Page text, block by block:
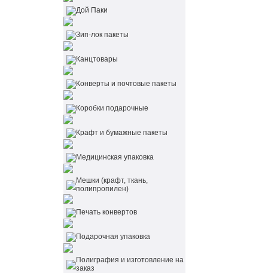
Дой Паки
Зип-лок пакеты
Канцтовары
Конверты и почтовые пакеты
Коробки подарочные
Крафт и бумажные пакеты
Медицинская упаковка
Мешки (крафт, ткань,
полипропилен)
Печать конвертов
Подарочная упаковка
Полиграфия и изготовление на
заказ